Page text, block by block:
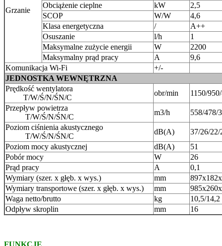
Grzanie
Obciążenie cieplne
kW
2,5
SCOP
W/W
4,6
Klasa energetyczna
/
A++
Osuszanie
l/h
1
Maksymalne zużycie energii
W
2200
Maksymalny prąd pracy
A
9,6
Komunikacja Wi-Fi
+/-
JEDNOSTKA WEWNĘTRZNA
Prędkość wentylatora
T/W/Ś/N/ŚN/C
obr/min
1150/
Przepływ powietrza
T/W/Ś/N/ŚN/C
m3/h
558/478/
Poziom ciśnienia akustycznego
T/W/Ś/N/ŚN/C
dB(A)
37/26/22/
Poziom mocy akustycznej
dB(A)
51
Pobór mocy
W
26
Prąd pracy
A
0,1
Wymiary (szer. x głęb. x wys.)
mm
Wymiary transportowe (szer. x głęb. x wys.)
mm
Waga netto/brutto
kg
10,5/14,2
Odpływ skroplin
mm 16
FUNKCJE